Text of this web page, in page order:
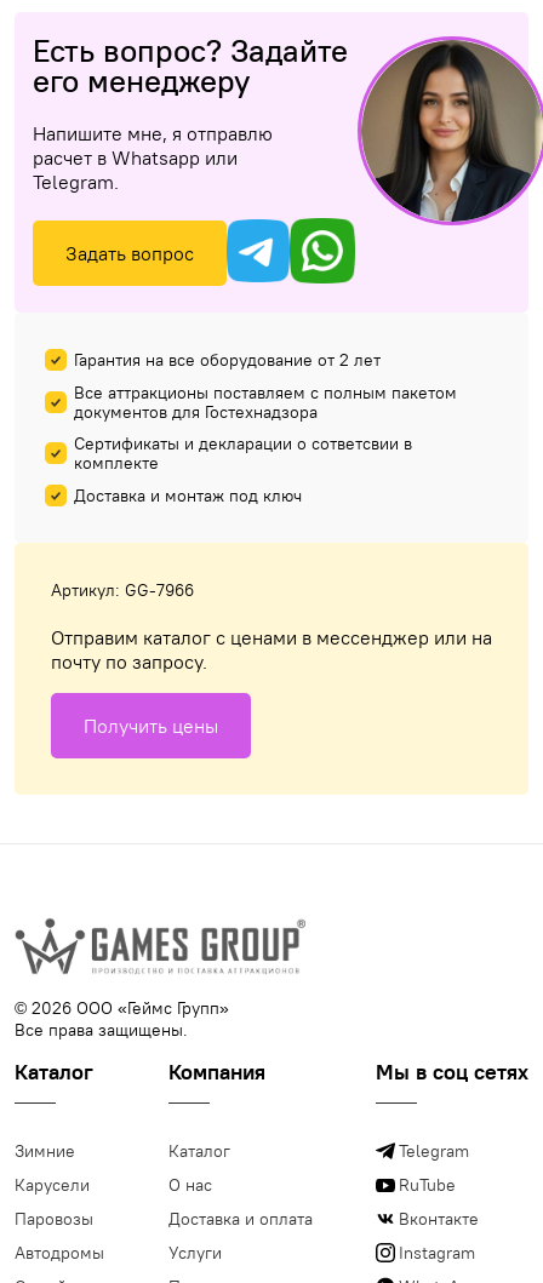
Есть вопрос? Задайте
его менеджеру
Напишите мне, я отправлю
расчет в Whatsapp или
Telegram.
Задать вопрос
Гарантия на все оборудование от 2 лет
Все аттракционы поставляем с полным пакетом
документов для Гостехнадзора
Сертификаты и декларации о сответсвии в
комплекте
Доставка и монтаж под ключ
Артикул: GG-7966
Отправим каталог с ценами в мессенджер или на
почту по запросу.
Получить цены
© 2026 ООО «Геймс Групп»
Все права защищены.
Каталог
Зимние
Карусели
Паровозы
Автодромы
Компания
Каталог
О нас
Доставка и оплата
Услуги
Мы в соц сетях
Telegram
RuTube
Вконтакте
Instagram